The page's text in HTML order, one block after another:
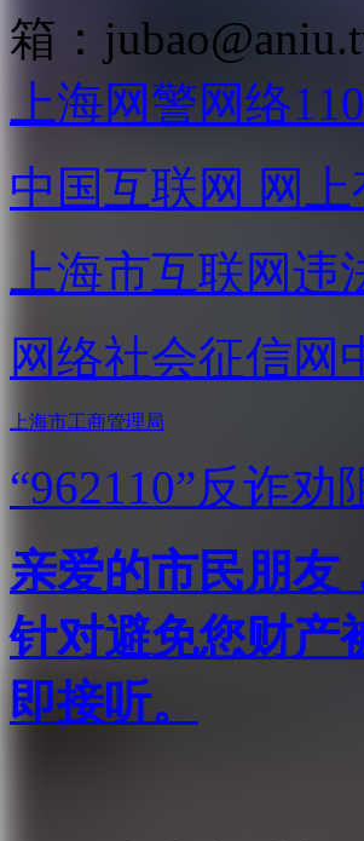
箱：
上海网警网络110
中国互联网 网
上海市互联网违
网络社会征信网
上海市工商管理局
“962110”反诈劝
亲爱的市民朋友
针对避免您财产
即接听。